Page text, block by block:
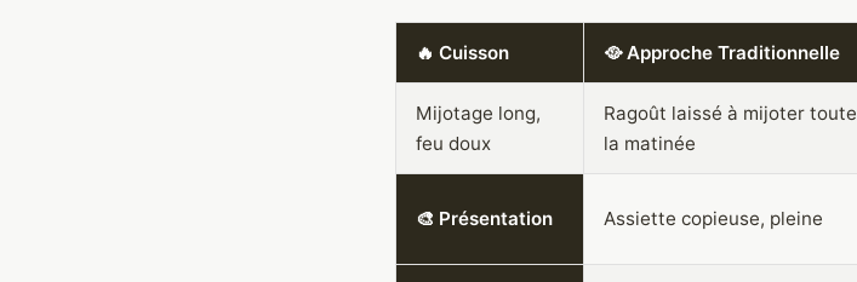
🔥 Cuisson 🥘 Approche Traditionnelle
Mijotage long,
feu doux
Ragoût laissé à mijoter toute
la matinée
🎨 Présentation Assiette copieuse, pleine